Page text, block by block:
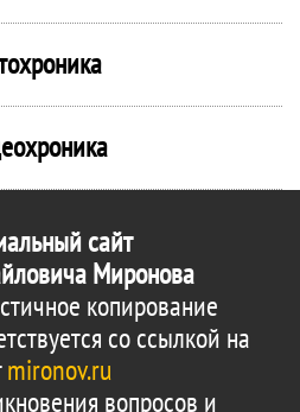
сайт
Миронова
копирование
со ссылкой на
mironov.ru
вопросов и